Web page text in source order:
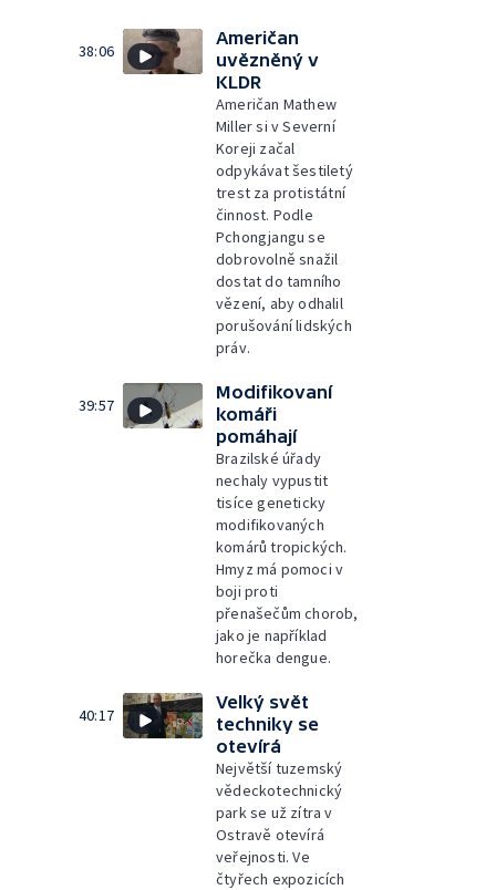
38:06
Američan
uvězněný v
KLDR
Američan Mathew
Miller si v Severní
Koreji začal
odpykávat šestiletý
trest za protistátní
činnost. Podle
Pchongjangu se
dobrovolně snažil
dostat do tamního
vězení, aby odhalil
porušování lidských
práv.
39:57
Modifikovaní
komáři
pomáhají
Brazilské úřady
nechaly vypustit
tisíce geneticky
modifikovaných
komárů tropických.
Hmyz má pomoci v
boji proti
přenašečům chorob,
jako je například
horečka dengue.
40:17
Velký svět
techniky se
otevírá
Největší tuzemský
vědeckotechnický
park se už zítra v
Ostravě otevírá
veřejnosti. Ve
čtyřech expozicích